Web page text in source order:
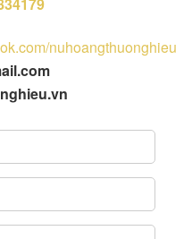
nuhoangthuonghieu